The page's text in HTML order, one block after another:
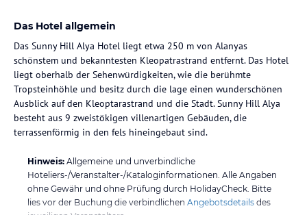
Das Hotel allgemein
Das Sunny Hill Alya Hotel liegt etwa 250 m von Alanyas
schönstem und bekanntesten Kleopatrastrand entfernt. Das Hotel
liegt oberhalb der Sehenwürdigkeiten, wie die berühmte
Tropsteinhöhle und besitz durch die lage einen wunderschönen
Ausblick auf den Kleoptarastrand und die Stadt. Sunny Hill Alya
besteht aus 9 zweistökigen villenartigen Gebäuden, die
terrassenförmig in den fels hineingebaut sind.
Hinweis: Allgemeine und unverbindliche
Hoteliers-/Veranstalter-/Kataloginformationen. Alle Angaben
ohne Gewähr und ohne Prüfung durch HolidayCheck. Bitte
lies vor der Buchung die verbindlichen Angebotsdetails des